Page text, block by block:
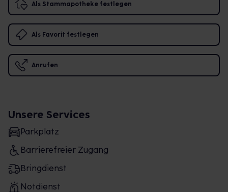
Als Stammapotheke festlegen
Als Favorit festlegen
Anrufen
Unsere Services
Parkplatz
Barrierefreier Zugang
Bringdienst
Notdienst